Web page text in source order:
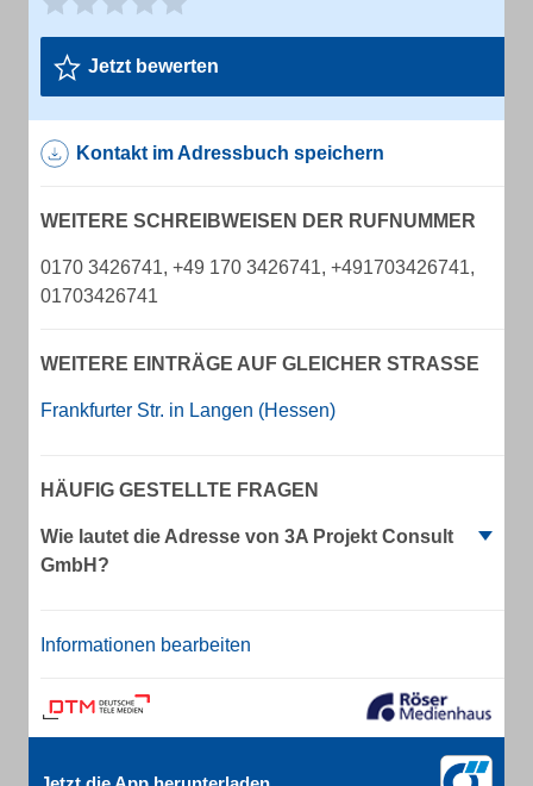
Jetzt bewerten
Kontakt im Adressbuch speichern
WEITERE SCHREIBWEISEN DER RUFNUMMER
0170 3426741, +49 170 3426741, +491703426741,
01703426741
WEITERE EINTRÄGE AUF GLEICHER STRASSE
Frankfurter Str. in Langen (Hessen)
HÄUFIG GESTELLTE FRAGEN
Wie lautet die Adresse von 3A Projekt Consult
GmbH?
Informationen bearbeiten